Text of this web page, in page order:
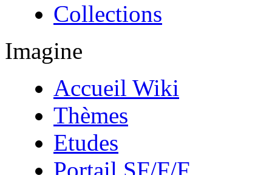
Collections
Imagine
Accueil Wiki
Thèmes
Etudes